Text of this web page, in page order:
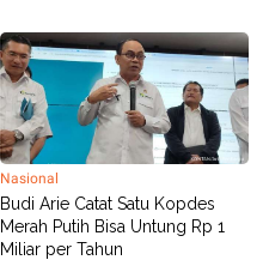
Nasional
Budi Arie Catat Satu Kopdes
Merah Putih Bisa Untung Rp 1
Miliar per Tahun